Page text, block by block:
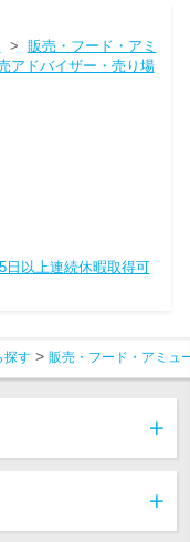
> 販売・フード・アミ
アドバイザー・売り場
5日以上連続休暇取得可
探す 販売・フード・アミュ